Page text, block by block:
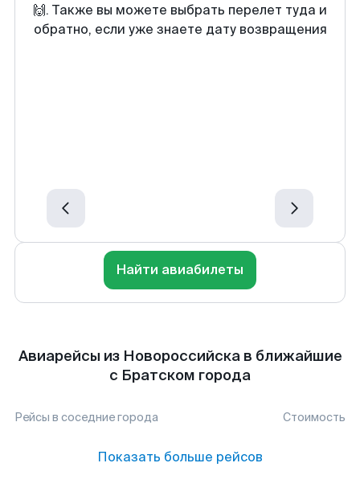
🙌. Также вы можете выбрать перелет туда и
обратно, если уже знаете дату возвращения
Найти авиабилеты
Авиарейсы из Новороссийска в ближайшие
с Братском города
Рейсы в соседние города Стоимость
Показать больше рейсов